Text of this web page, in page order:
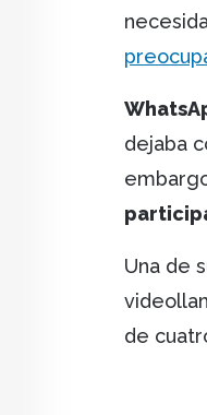
dejaba
Una de
de